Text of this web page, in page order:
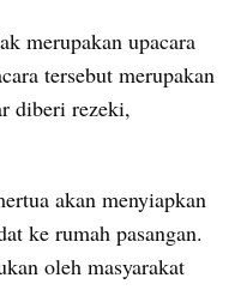
merupakan upacara
tersebut merupakan
diberi rezeki,
akan menyiapkan
ke rumah pasangan.
oleh masyarakat